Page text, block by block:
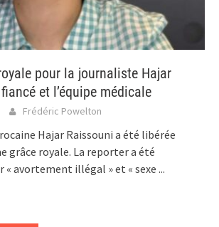
pour la journaliste Hajar
et l’équipe médicale
Frédéric Powelton
Hajar Raissouni a été libérée
grâce royale. La reporter a été
« avortement illégal » et « sexe ...